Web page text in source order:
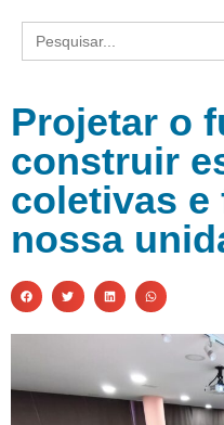
Search
for:
Projetar o
construir
coletivas e
nossa